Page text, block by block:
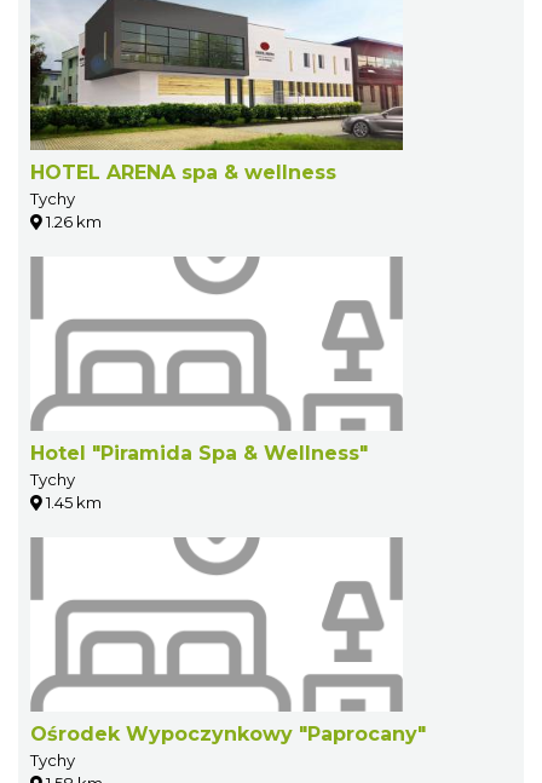
HOTEL ARENA spa & wellness
Tychy
1.26 km
Hotel "Piramida Spa & Wellness"
Tychy
1.45 km
Ośrodek Wypoczynkowy "Paprocany"
Tychy